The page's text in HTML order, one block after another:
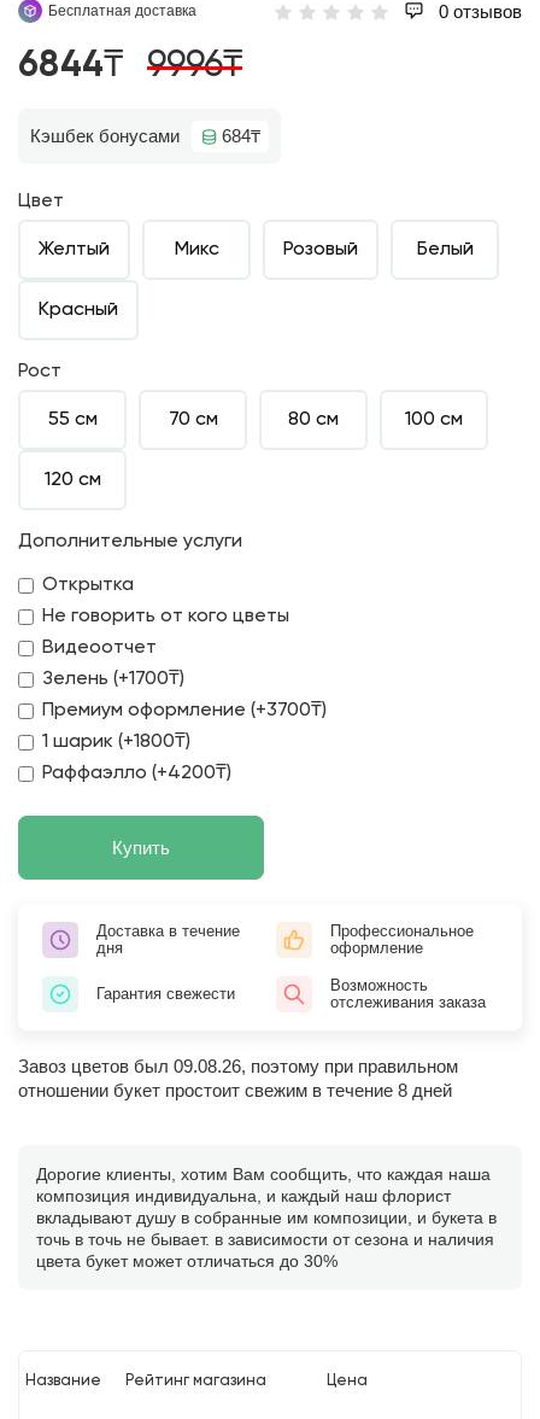
Бесплатная доставка 0 отзывов
6844₸ 9996₸
Кэшбек бонусами 684₸
Цвет
Желтый Микс Розовый Белый
Красный
Рост
55 см 70 см 80 см 100 см
120 см
Дополнительные услуги
Открытка
Не говорить от кого цветы
Видеоотчет
Зелень (+1700₸)
Премиум оформление (+3700₸)
1 шарик (+1800₸)
Раффаэлло (+4200₸)
Купить
Доставка в течение
дня
Профессиональное
оформление
Гарантия свежести
Возможность
отслеживания заказа
Завоз цветов был 09.08.26, поэтому при правильном
отношении букет простоит свежим в течение 8 дней
Дорогие клиенты, хотим Вам сообщить, что каждая наша
композиция индивидуальна, и каждый наш флорист
вкладывают душу в собранные им композиции, и букета в
точь в точь не бывает. в зависимости от сезона и наличия
цвета букет может отличаться до 30%
Название Рейтинг магазина Цена